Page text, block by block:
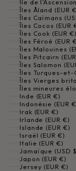
Île de
Îles Åland (EUR
Îles Caïmans
Îles Cocos (EUR
Îles Cook (EUR €)
Îles Féroé (EUR
Îles Malouines
Îles Pitcairn
Îles Salomon
Îles Turques-et-
Îles Vierges
Îles mineures
Inde (EUR €)
Indonésie (EUR
Irak (EUR €)
Irlande (EUR €)
Islande (EUR €)
Israël (EUR €)
Italie (EUR €)
Jamaïque (USD
Japon (EUR €)
Jersey (EUR €)